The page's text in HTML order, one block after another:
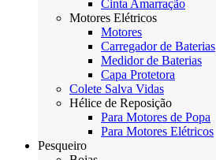
Cinta Amarração
Motores Elétricos
Motores
Carregador de Baterias
Medidor de Baterias
Capa Protetora
Colete Salva Vidas
Hélice de Reposição
Para Motores de Popa
Para Motores Elétricos
Pesqueiro